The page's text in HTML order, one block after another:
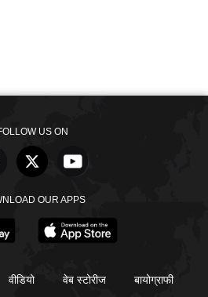
US ON
OUR APPS
वीडियो वेब स्टोरीज बायोग्राफी